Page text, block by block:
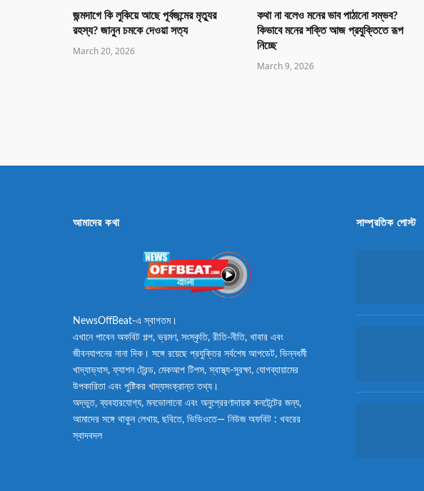
জন্মদাগে কি লুকিয়ে আছে পূর্বজন্মের মৃত্যুর
রহস্য? জানুন চমকে দেওয়া সত্য
March 20, 2026
কথা না বলেও মনের ভাব পাঠানো সম্ভব?
কিভাবে মনের শক্তি আজ প্রযুক্তিতে রূপ
নিচ্ছে
March 9, 2026
আমাদের কথা
NewsOffBeat-এ স্বাগতম।
এখানে পাবেন অফবিট গল্প, ভ্রমণ, সংস্কৃতি, রীতি-নীতি, খাবার এবং
জীবনযাপনের নানা দিক। সঙ্গে রয়েছে প্রযুক্তির সর্বশেষ আপডেট, ভিন্নধর্মী
খাদ্যাভ্যাস, ফ্যাশন ট্রেন্ড, মেকআপ টিপস, স্বাস্থ্য-সুরক্ষা, যোগব্যায়ামের
উপকারিতা এবং পুষ্টিকর খাদ্যসংক্রান্ত তথ্য।
অদ্ভুত, ব্যবহারযোগ্য, মনভোলানো এবং অনুপ্রেরণাদায়ক কনটেন্টের জন্য,
আমাদের সঙ্গে থাকুন লেখায়, ছবিতে, ভিডিওতে— নিউজ অফবিট : খবরের
স্বাদবদল
সাম্প্রতিক পোস্ট